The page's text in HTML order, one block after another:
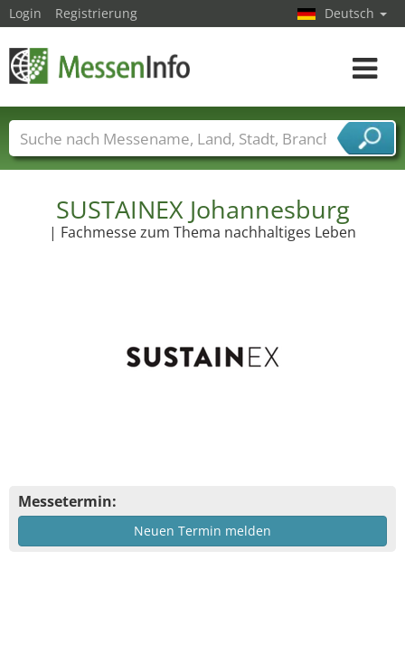
SUSTAINEX Johannesburg
| Fachmesse zum Thema nachhaltiges Leben
Messetermin:
Neuen Termin melden
Login Registrierung Deutsch
Toggle
Messenamen Länder Städte
Branchen